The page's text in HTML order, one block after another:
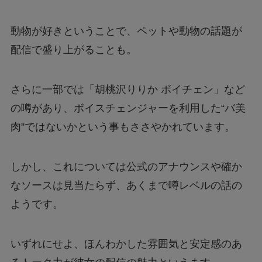
動物が好きということで、ペットや動物の話題が
配信で盛り上がることも。
さらに一部では「胡桃沢りりか ボイチェン」など
の噂があり、ボイスチェンジャーを利用した“バ美
肉”ではないかという事もささやかれています。
しかし、これについては公式のアナウンスや確か
なソースは見当たらず、あくまで噂レベルの話の
ようです。
いずれにせよ、ほんわかした雰囲気と安定感のあ